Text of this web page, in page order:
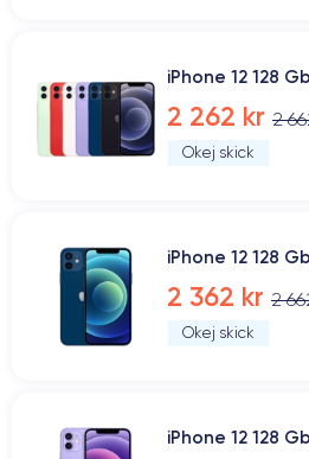
iPhone 12 128
2 262 kr 2
Okej skick
iPhone 12 128
2 362 kr 2
Okej skick
iPhone 12 128